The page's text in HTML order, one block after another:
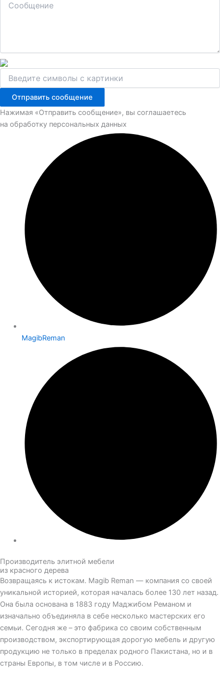
Отправить сообщение
Нажимая «Отправить сообщение», вы соглашаетесь
на обработку персональных данных
MagibReman
Производитель элитной мебели
из красного дерева
Возвращаясь к истокам. Magib Reman — компания со своей
уникальной историей, которая началась более 130 лет назад.
Она была основана в 1883 году Маджибом Реманом и
изначально объединяла в себе несколько мастерских его
семьи. Сегодня же – это фабрика со своим собственным
производством, экспортирующая дорогую мебель и другую
продукцию не только в пределах родного Пакистана, но и в
страны Европы, в том числе и в Россию.